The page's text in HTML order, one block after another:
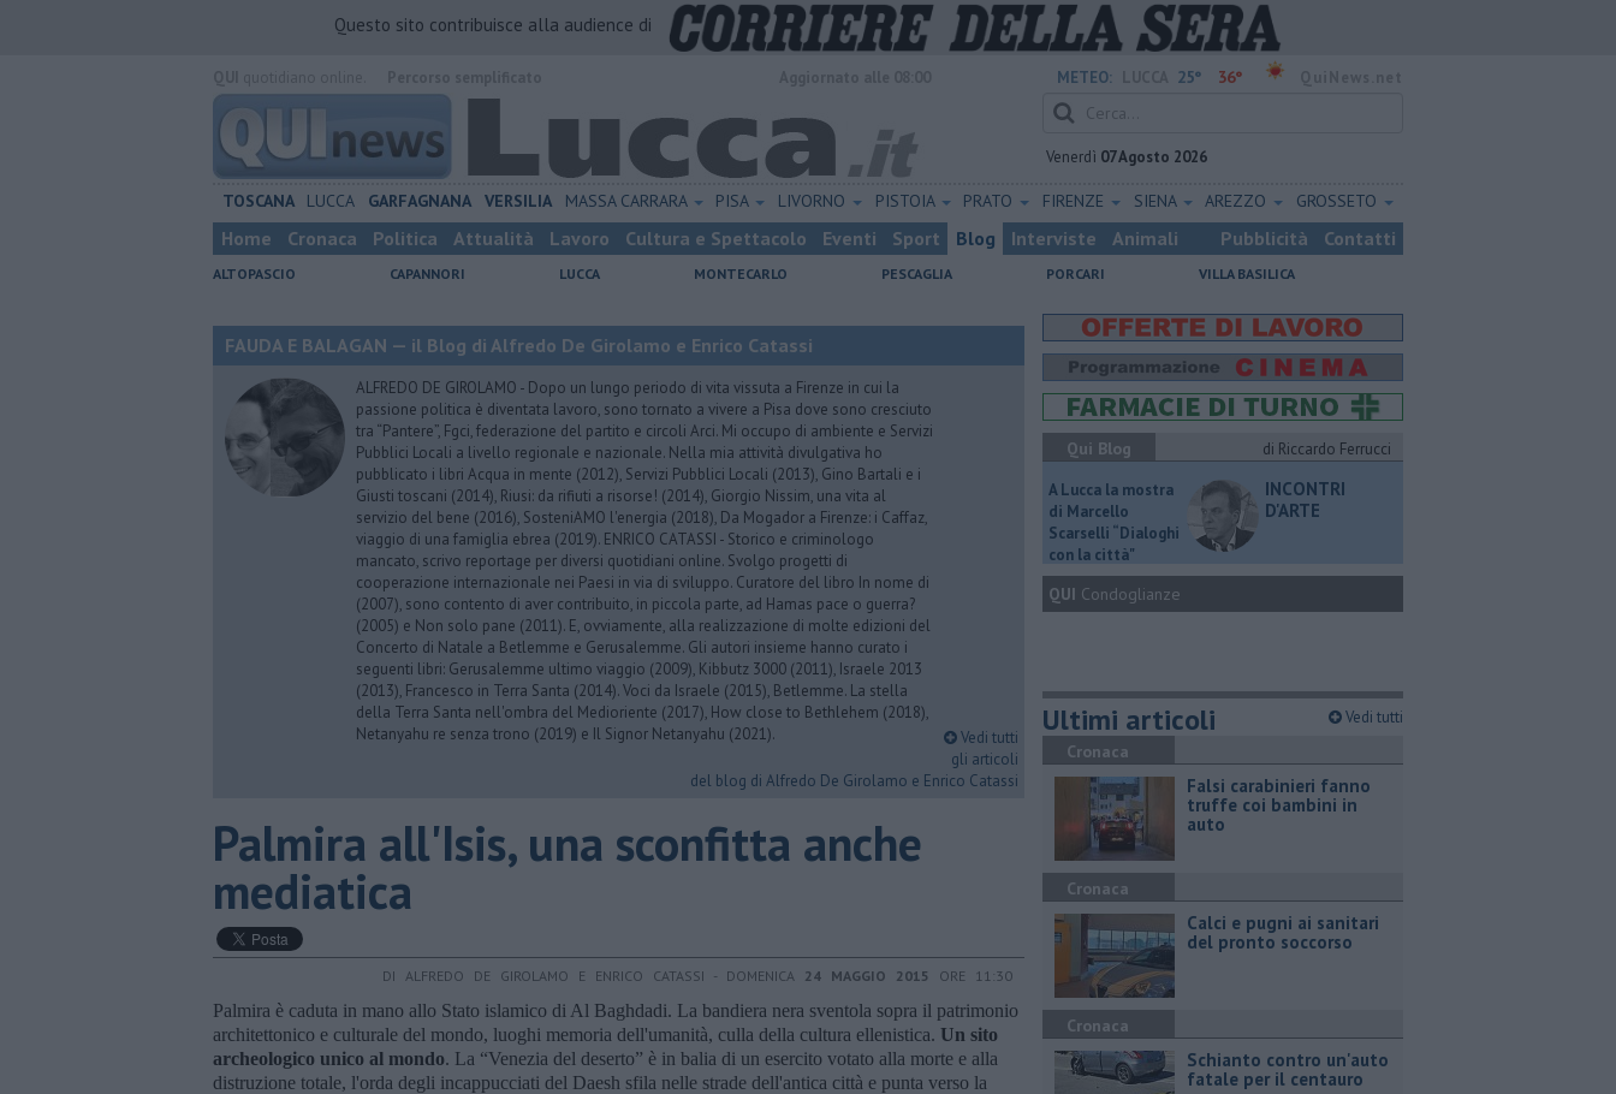
Questo sito contribuisce alla audience di
METEO: 25° 36°
Venerdì 07 Agosto 2026
TOSCANA LUCCA GARFAGNANA VERSILIA MASSA CARRARA PISA LIVORNO PISTOIA PRATO FIRENZE SIENA AREZZO GROSSETO
Home Cronaca Politica Attualità Lavoro Cultura e Spettacolo Eventi Sport Blog Interviste Animali Pubblicità Contatti
ALTOPASCIO CAPANNORI LUCCA MONTECARLO PESCAGLIA PORCARI VILLA BASILICA
FAUDA E BALAGAN — il Blog di Alfredo De Girolamo e Enrico Catassi
ALFREDO DE GIROLAMO - Dopo un lungo periodo di vita vissuta a Firenze in cui la
passione politica è diventata lavoro, sono tornato a vivere a Pisa dove sono cresciuto
tra “Pantere”, Fgci, federazione del partito e circoli Arci. Mi occupo di ambiente e Servizi
Pubblici Locali a livello regionale e nazionale. Nella mia attività divulgativa ho
pubblicato i libri Acqua in mente (2012), Servizi Pubblici Locali (2013), Gino Bartali e i
Giusti toscani (2014), Riusi: da rifiuti a risorse! (2014), Giorgio Nissim, una vita al
servizio del bene (2016), SosteniAMO l'energia (2018), Da Mogador a Firenze: i Caffaz,
viaggio di una famiglia ebrea (2019). ENRICO CATASSI - Storico e criminologo
mancato, scrivo reportage per diversi quotidiani online. Svolgo progetti di
cooperazione internazionale nei Paesi in via di sviluppo. Curatore del libro In nome di
(2007), sono contento di aver contribuito, in piccola parte, ad Hamas pace o guerra?
(2005) e Non solo pane (2011). E, ovviamente, alla realizzazione di molte edizioni del
Concerto di Natale a Betlemme e Gerusalemme. Gli autori insieme hanno curato i
seguenti libri: Gerusalemme ultimo viaggio (2009), Kibbutz 3000 (2011), Israele 2013
(2013), Francesco in Terra Santa (2014). Voci da Israele (2015), Betlemme. La stella
della Terra Santa nell'ombra del Medioriente (2017), How close to Bethlehem (2018),
Netanyahu re senza trono (2019) e Il Signor Netanyahu (2021).
Vedi tutti
gli articoli
del blog di Alfredo De Girolamo e Enrico Catassi
Palmira all'Isis, una sconfitta anche
mediatica
DI ALFREDO DE GIROLAMO E ENRICO CATASSI - DOMENICA 24 MAGGIO 2015 ORE 11:30
Palmira è caduta in mano allo Stato islamico di Al Baghdadi. La bandiera nera sventola sopra il patrimonio
architettonico e culturale del mondo, luoghi memoria dell'umanità, culla della cultura ellenistica. Un sito
archeologico unico al mondo. La “Venezia del deserto” è in balia di un esercito votato alla morte e alla
distruzione totale, l'orda degli incappucciati del Daesh sfila nelle strade dell'antica città e punta verso la
Qui Blog
di Riccardo Ferrucci
A Lucca la mostra
di Marcello
Scarselli “Dialoghi
con la città"
INCONTRI
D'ARTE
QUI Condoglianze
Ultimi articoli Vedi tutti
Cronaca
Falsi carabinieri fanno
truffe coi bambini in
auto
Cronaca
Calci e pugni ai sanitari
del pronto soccorso
Cronaca
Schianto contro un'auto
fatale per il centauro